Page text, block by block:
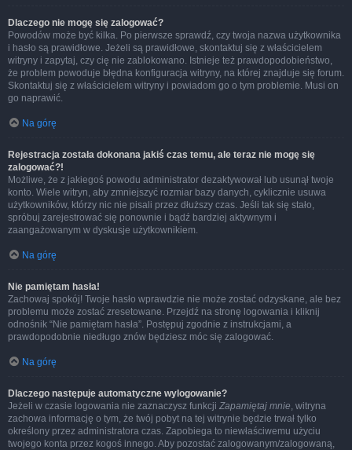
Dlaczego nie mogę się zalogować?
Powodów może być kilka. Po pierwsze sprawdź, czy twoja nazwa użytkownika
i hasło są prawidłowe. Jeżeli są prawidłowe, skontaktuj się z właścicielem
witryny i zapytaj, czy cię nie zablokowano. Istnieje też prawdopodobieństwo,
że problem powoduje błędna konfiguracja witryny, na której znajduje się forum.
Skontaktuj się z właścicielem witryny i powiadom go o tym problemie. Musi on
go naprawić.
Na górę
Rejestracja została dokonana jakiś czas temu, ale teraz nie mogę się
zalogować?!
Możliwe, że z jakiegoś powodu administrator dezaktywował lub usunął twoje
konto. Wiele witryn, aby zmniejszyć rozmiar bazy danych, cyklicznie usuwa
użytkowników, którzy nic nie pisali przez dłuższy czas. Jeśli tak się stało,
spróbuj zarejestrować się ponownie i bądź bardziej aktywnym i
zaangażowanym w dyskusje użytkownikiem.
Na górę
Nie pamiętam hasła!
Zachowaj spokój! Twoje hasło wprawdzie nie może zostać odzyskane, ale bez
problemu może zostać zresetowane. Przejdź na stronę logowania i kliknij
odnośnik “Nie pamiętam hasła”. Postępuj zgodnie z instrukcjami, a
prawdopodobnie niedługo znów będziesz móc się zalogować.
Na górę
Dlaczego następuje automatyczne wylogowanie?
Jeżeli w czasie logowania nie zaznaczysz funkcji Zapamiętaj mnie, witryna
zachowa informację o tym, że twój pobyt na tej witrynie będzie trwał tylko
określony przez administratora czas. Zapobiega to niewłaściwemu użyciu
twojego konta przez kogoś innego. Aby pozostać zalogowanym/zalogowaną,